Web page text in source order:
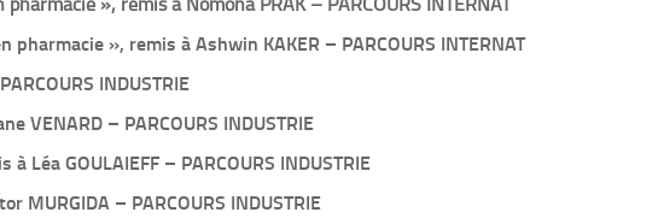
», remis à Ashwin KAKER – PARCOURS INTERNAT
INDUSTRIE
VENARD – PARCOURS INDUSTRIE
GOULAIEFF – PARCOURS INDUSTRIE
– PARCOURS INDUSTRIE